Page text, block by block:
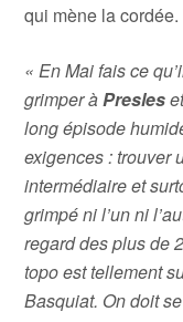
qui mène la
« En Mai fais ce
grimper àPresles
long épisode
exigences : trouver
intermédiaire et
grimpé ni l’un ni
regard des plus de
topo est tellement
Basquiat. On doit